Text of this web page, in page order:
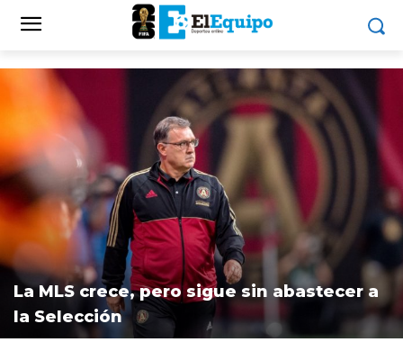
La MLS crece, pero sigue sin abastecer a
la Selección